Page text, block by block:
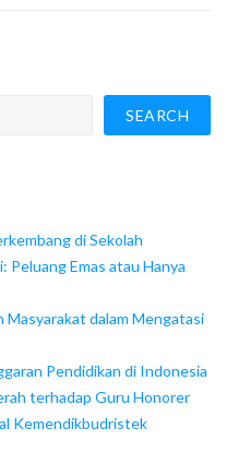
SEARCH
di Sekolah
Peluang Emas atau Hanya
Masyarakat dalam Mengatasi
Pendidikan di Indonesia
terhadap Guru Honorer
Kemendikbudristek